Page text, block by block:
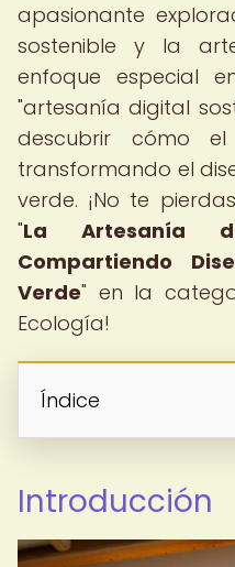
apasionante
sostenible y la
enfoque especial
"artesanía digital
descubrir cómo
transformando el
verde. ¡No te
"La Artesanía
Compartiendo
Verde" en la
Ecología!
Índice
Introducción